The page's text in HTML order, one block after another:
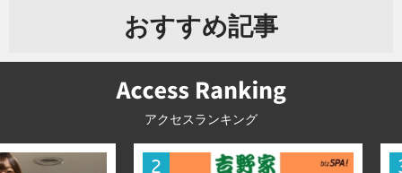
おすすめ記事
アクセスランキング